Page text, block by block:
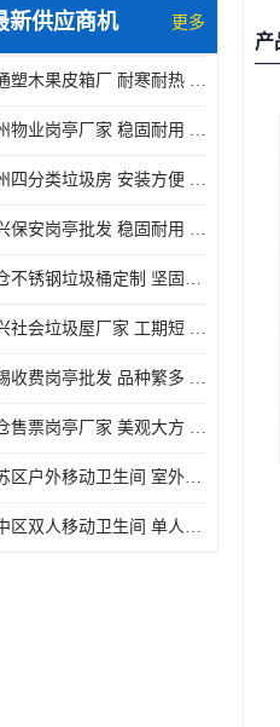
新供应商机 更多
南通塑木果皮箱厂 耐寒耐热 设计美观简洁
扬州物业岗亭厂家 稳固耐用 适用多场合
温州四分类垃圾房 安装方便 可移动位置且方便
嘉兴保安岗亭批发 稳固耐用 使用价值高
太仓不锈钢垃圾桶定制 坚固耐用 绝缘性能好
绍兴社会垃圾屋厂家 工期短 便于居民集中投放
无锡收费岗亭批发 品种繁多 适用多场合
太仓售票岗亭厂家 美观大方 使用寿命长
姑苏区户外移动卫生间 室外临时单人厕所供应厂家
吴中区双人移动卫生间 单人厕所供应厂家
产